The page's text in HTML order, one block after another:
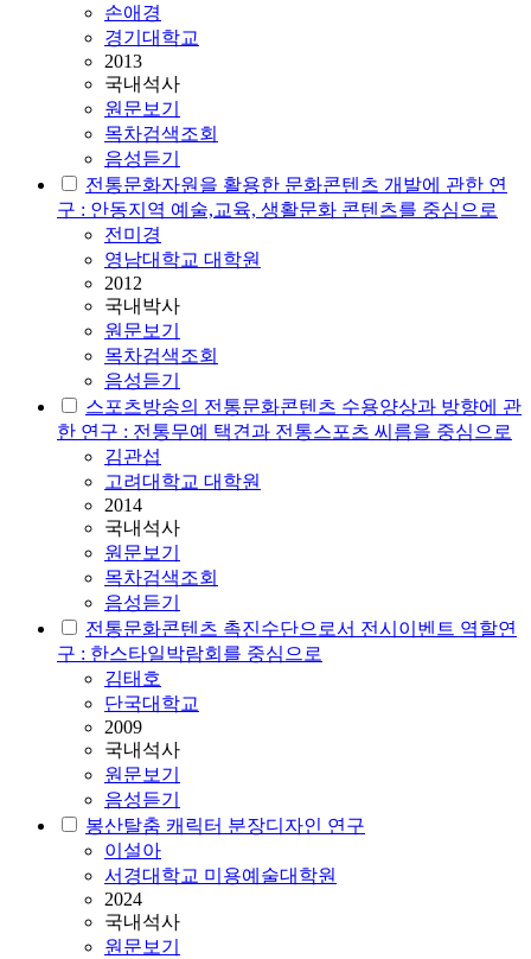
손애경
경기대학교
2013
국내석사
원문보기
목차검색조회
음성듣기
전통문화자원을 활용한 문화콘텐츠 개발에 관한 연
구 : 안동지역 예술,교육, 생활문화 콘텐츠를 중심으로
전미경
영남대학교 대학원
2012
국내박사
원문보기
목차검색조회
음성듣기
스포츠방송의 전통문화콘텐츠 수용양상과 방향에 관
한 연구 : 전통무예 택견과 전통스포츠 씨름을 중심으로
김관섭
고려대학교 대학원
2014
국내석사
원문보기
목차검색조회
음성듣기
전통문화콘텐츠 촉진수단으로서 전시이벤트 역할연
구 : 한스타일박람회를 중심으로
김태호
단국대학교
2009
국내석사
원문보기
음성듣기
봉산탈춤 캐릭터 분장디자인 연구
이설아
서경대학교 미용예술대학원
2024
국내석사
원문보기